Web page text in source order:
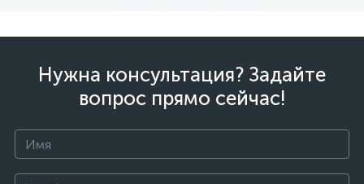
Нужна консультация? Задайте
вопрос прямо сейчас!